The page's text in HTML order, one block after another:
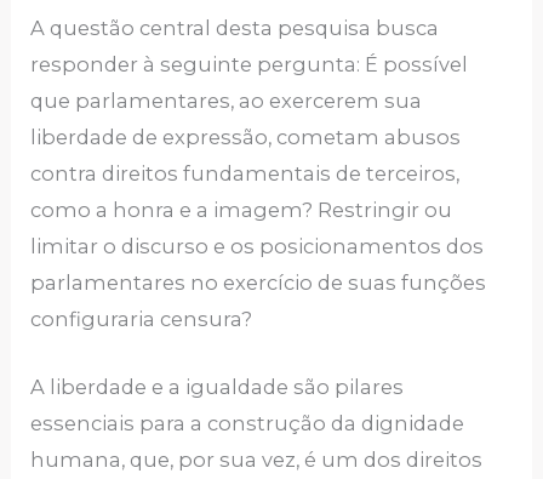
A questão central desta pesquisa busca
responder à seguinte pergunta: É possível
que parlamentares, ao exercerem sua
liberdade de expressão, cometam abusos
contra direitos fundamentais de terceiros,
como a honra e a imagem? Restringir ou
limitar o discurso e os posicionamentos dos
parlamentares no exercício de suas funções
configuraria censura?
A liberdade e a igualdade são pilares
essenciais para a construção da dignidade
humana, que, por sua vez, é um dos direitos